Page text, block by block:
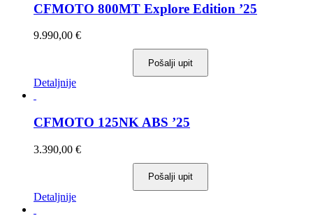
CFMOTO 800MT Explore Edition ’25
9.990,00 €
Pošalji upit
Ovaj
više
Opcije
na
Detaljnije
CFMOTO 125NK ABS ’25
3.390,00 €
Pošalji upit
Ovaj
Detaljnije